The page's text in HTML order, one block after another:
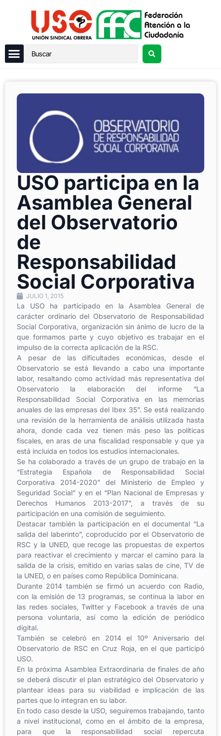
USO participa en la
Asamblea General
del Observatorio
de
Responsabilidad
Social Corporativa
JULIO 1, 2015
La USO ha participado en la Asamblea General de
carácter ordinario del Observatorio de Responsabilidad
Social Corporativa, organización sin ánimo de lucro de la
que formamos parte y cuyo objetivo es trabajar en el
impulso de la correcta aplicación de la RSC.
A pesar de las dificultades económicas, desde el
Observatorio se está llevando a cabo una importante
labor, resaltando como actividad más representativa del
Observatorio la elaboración del informe “La
Responsabilidad Social Corporativa en las memorias
anuales de las empresas del Ibex 35”. Se está realizando
una revisión de la herramienta de análisis utilizada hasta
ahora, donde cada vez tienen más peso las políticas
fiscales, en aras de una fiscalidad responsable y que ya
está incluida en todos los estudios internacionales.
Se ha colaborado a través de un grupo de trabajo en la
“Estrategia Española de Responsabilidad Social
Corporativa 2014-2020” del Ministerio de Empleo y
Seguridad Social” y en el “Plan Nacional de Empresas y
Derechos Humanos 2013-2017”, a través de su
participación en una comisión de seguimiento.
Destacar también la participación en el documental “La
salida del laberinto”, coproducido por el Observatorio de
RSC y la UNED, que recoge las propuestas de expertos
para reactivar el crecimiento y marcar el camino para la
salida de la crisis, emitido en varias salas de cine, TV de
la UNED, o en países como República Dominicana.
Durante 2014 también se firmó un acuerdo con Radio,
con la emisión de 13 programas, se continua la labor en
las redes sociales, Twitter y Facebook a través de una
persona voluntaria, así como la edición de periódico
digital.
También se celebró en 2014 el 10º Aniversario del
Observatorio de RSC en Cruz Roja, en el que participó
USO.
En la próxima Asamblea Extraordinaria de finales de año
se deberá discutir el plan estratégico del Observatorio y
plantear ideas para su viabilidad e implicación de las
partes que lo integran en su labor.
En todo caso desde la USO, seguiremos trabajando, tanto
a nivel institucional, como en el ámbito de la empresa,
para que la responsabilidad social repercuta